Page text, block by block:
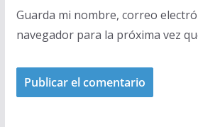
Guarda mi nombre, correo
navegador para la próxima vez